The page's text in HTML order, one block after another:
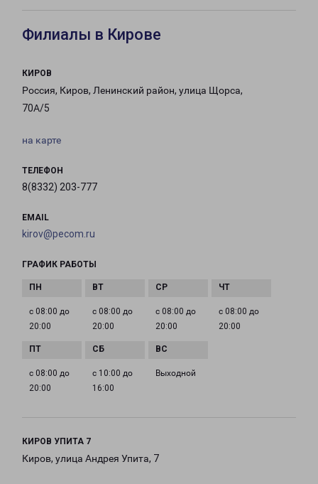
Филиалы в Кирове
КИРОВ
Россия, Киров, Ленинский район, улица Щорса,
70А/5
на карте
ТЕЛЕФОН
8(8332) 203-777
EMAIL
kirov@pecom.ru
ГРАФИК РАБОТЫ
с 08:00 до
20:00
с 08:00 до
20:00
с 08:00 до
20:00
с 08:00 до
20:00
с 08:00 до
20:00
с 10:00 до
16:00
Выходной
КИРОВ УПИТА 7
Киров, улица Андрея Упита, 7